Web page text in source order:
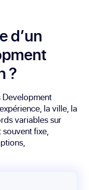
d’un
?
Development
la ville, la
variables sur
fixe,